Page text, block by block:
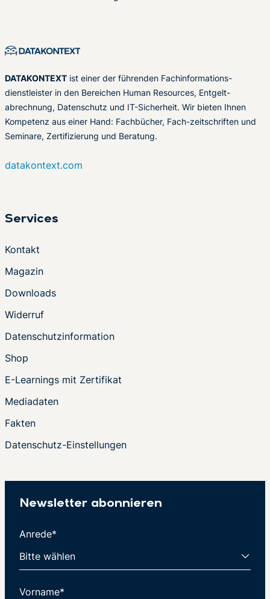
DATAKONTEXT ist einer der führenden Fachinformations-
dienstleister in den Bereichen Human Resources, Entgelt-
abrechnung, Datenschutz und IT-Sicherheit. Wir bieten Ihnen
Kompetenz aus einer Hand: Fachbücher, Fach-zeitschriften und
Seminare, Zertifizierung und Beratung.
datakontext.com
Services
Kontakt
Magazin
Downloads
Widerruf
Datenschutzinformation
Shop
E-Learnings mit Zertifikat
Mediadaten
Fakten
Datenschutz-Einstellungen
Newsletter abonnieren
Anrede*
Vorname*